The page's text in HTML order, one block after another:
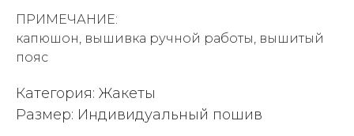
ПРИМЕЧАНИЕ:
капюшон, вышивка ручной работы, вышитый
пояс
Категория: Жакеты
Размер: Индивидуальный пошив